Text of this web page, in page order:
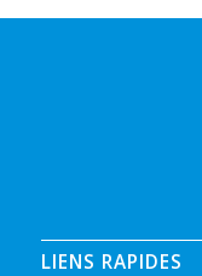
LIENS RAPIDES